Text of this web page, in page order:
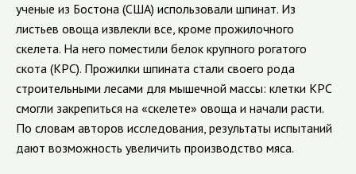
ученые из Бостона (США) использовали шпинат. Из
листьев овоща извлекли все, кроме прожилочного
скелета. На него поместили белок крупного рогатого
скота (КРС). Прожилки шпината стали своего рода
строительными лесами для мышечной массы: клетки КРС
смогли закрепиться на «скелете» овоща и начали расти.
По словам авторов исследования, результаты испытаний
дают возможность увеличить производство мяса.